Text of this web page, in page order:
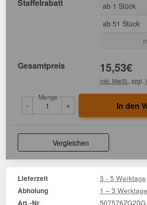
Staffelrabatt
ab 1 Stück
ab 51 Stück
Gesamtpreis 15,53€
inkl. MwSt. , zzgl.
-
Menge
+ In den
Vergleichen
Lieferzeit 3 - 5 Werktage
Abholung 1 – 3 Werktage
Art.-Nr. 507576ZG20G